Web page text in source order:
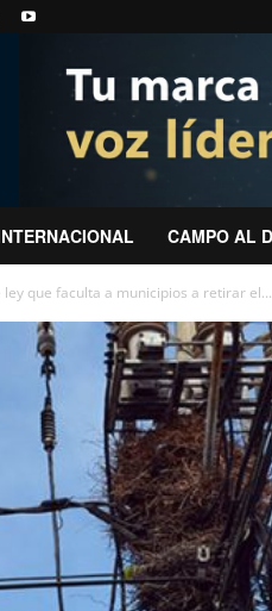
CAMPO AL
que faculta a municipios a retirar el...